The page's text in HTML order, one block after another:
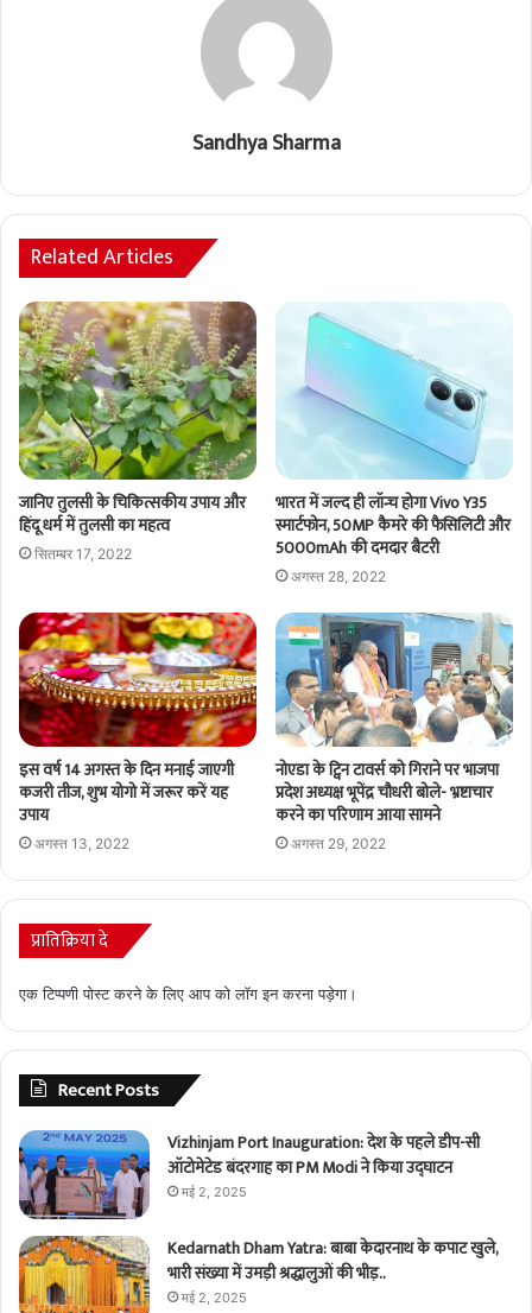
Sandhya Sharma
Related Articles
जानिए तुलसी के चिकित्सकीय उपाय और
हिंदू धर्म में तुलसी का महत्व
सितम्बर 17, 2022
भारत में जल्द ही लॉन्च होगा Vivo Y35
स्मार्टफोन, 50MP कैमरे की फैसिलिटी और
5000mAh की दमदार बैटरी
अगस्त 28, 2022
इस वर्ष 14 अगस्त के दिन मनाई जाएगी
कजरी तीज, शुभ योगो में जरूर करें यह
उपाय
अगस्त 13, 2022
नोएडा के ट्विन टावर्स को गिराने पर भाजपा
प्रदेश अध्यक्ष भूपेंद्र चौधरी बोले- भ्रष्टाचार
करने का परिणाम आया सामने
अगस्त 29, 2022
प्रातिक्रिया दे
एक टिप्पणी पोस्ट करने के लिए आप कोलॉग इनकरना पड़ेगा।
Recent Posts
Vizhinjam Port Inauguration: देश के पहले डीप-सी
ऑटोमेटेड बंदरगाह का PM Modi ने किया उद्घाटन
मई 2, 2025
Kedarnath Dham Yatra: बाबा केदारनाथ के कपाट खुले,
भारी संख्या में उमड़ी श्रद्धालुओं की भीड़..
मई 2, 2025